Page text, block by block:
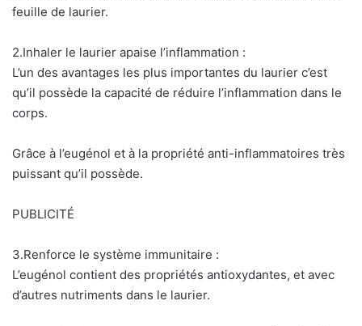
feuille de laurier.
2.Inhaler le laurier apaise l’inflammation :
L’un des avantages les plus importantes du laurier c’est
qu’il possède la capacité de réduire l’inflammation dans le
corps.
Grâce à l’eugénol et à la propriété anti-inflammatoires très
puissant qu’il possède.
PUBLICITÉ
3.Renforce le système immunitaire :
L’eugénol contient des propriétés antioxydantes, et avec
d’autres nutriments dans le laurier.